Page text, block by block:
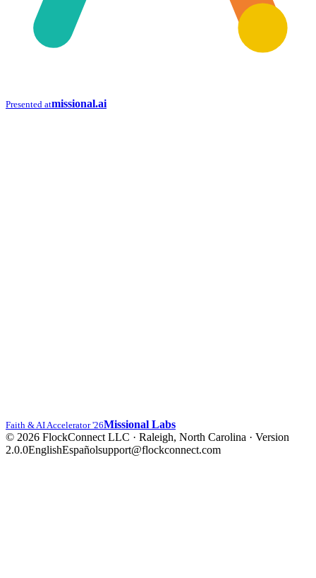
Presented atmissional.ai
Faith & AI Accelerator '26Missional Labs
© 2026 FlockConnect LLC · Raleigh, North Carolina · Version
2.0.0EnglishEspañolsupport@flockconnect.com